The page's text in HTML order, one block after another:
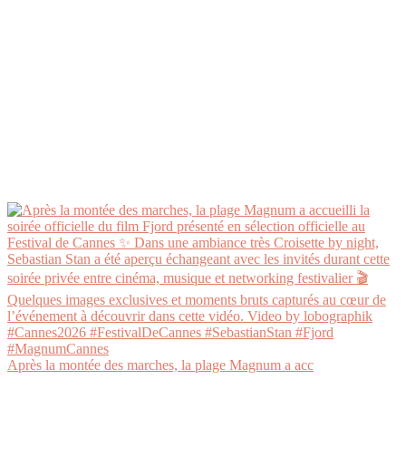
Après la montée des marches, la plage Magnum a acc